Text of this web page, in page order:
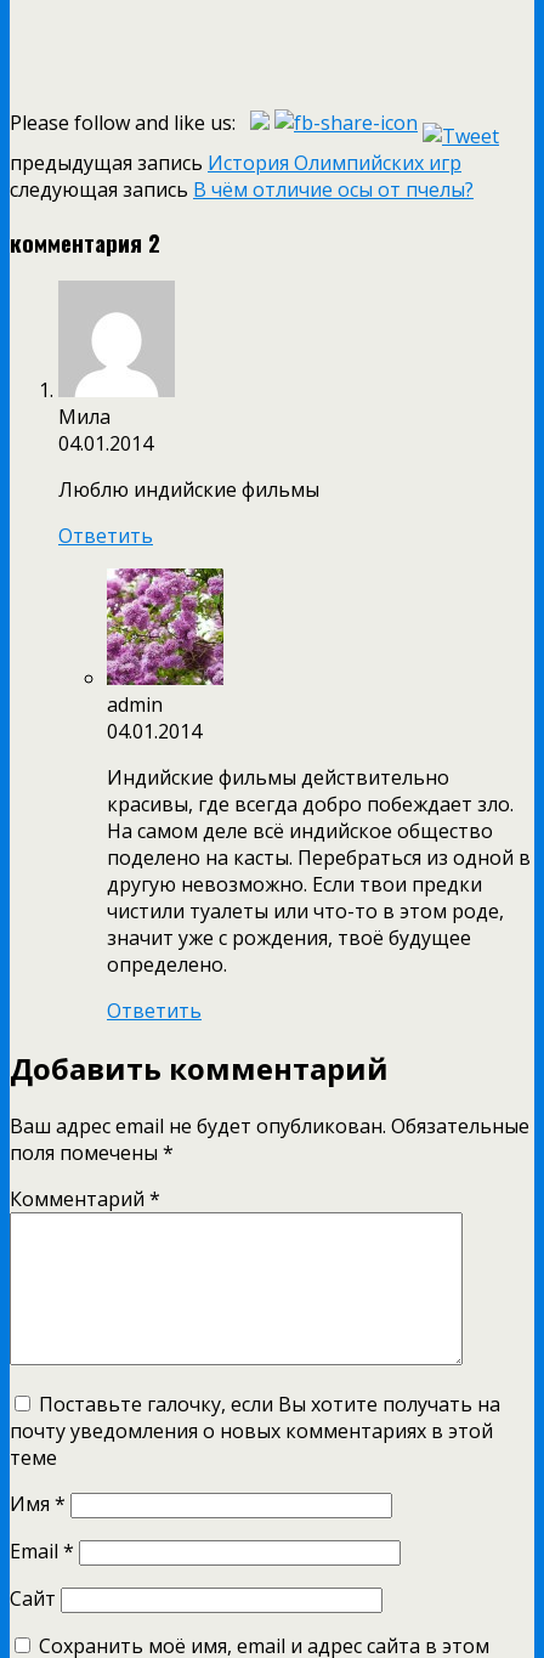
Please follow and like us:
предыдущая запись История Олимпийских игр
следующая запись В чём отличие осы от пчелы?
комментария 2
Мила
04.01.2014
Люблю индийские фильмы
Ответить
admin
04.01.2014
Индийские фильмы действительно
красивы, где всегда добро побеждает зло.
На самом деле всё индийское общество
поделено на касты. Перебраться из одной в
другую невозможно. Если твои предки
чистили туалеты или что-то в этом роде,
значит уже с рождения, твоё будущее
определено.
Ответить
Добавить комментарий
Ваш адрес email не будет опубликован. Обязательные
поля помечены *
Комментарий *
Поставьте галочку, если Вы хотите получать на
почту уведомления о новых комментариях в этой
теме
Имя *
Email *
Сайт
Сохранить моё имя, email и адрес сайта в этом